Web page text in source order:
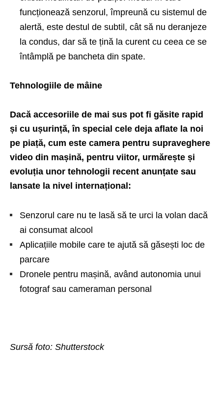
funcționează senzorul, împreună cu sistemul de
alertă, este destul de subtil, cât să nu deranjeze
la condus, dar să te țină la curent cu ceea ce se
întâmplă pe bancheta din spate.
Tehnologiile de mâine
Dacă accesoriile de mai sus pot fi găsite rapid
și cu ușurință, în special cele deja aflate la noi
pe piață, cum este camera pentru supraveghere
video din mașină, pentru viitor, urmărește și
evoluția unor tehnologii recent anunțate sau
lansate la nivel internațional:
Senzorul care nu te lasă să te urci la volan dacă
ai consumat alcool
Aplicațiile mobile care te ajută să găsești loc de
parcare
Dronele pentru mașină, având autonomia unui
fotograf sau cameraman personal
Sursă foto: Shutterstock